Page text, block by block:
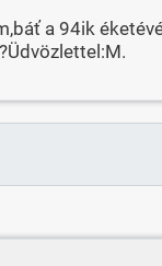
a 94ik